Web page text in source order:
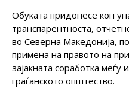
Oбуката придонесе кон
транспарентноста,
во Северна Македонија,
примена на правото на
зајакната соработка
граѓанското општество.